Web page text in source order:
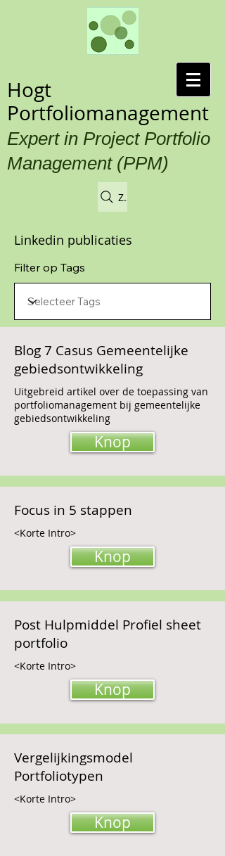
Hogt
Portfoliomanagement
Expert in Project Portfolio
Management (PPM)
Zoek
Linkedin publicaties
Filter op Tags
Blog 7 Casus Gemeentelijke
gebiedsontwikkeling
Uitgebreid artikel over de toepassing van
portfoliomanagement bij gemeentelijke
gebiedsontwikkeling
Knop
Focus in 5 stappen
<Korte Intro>
Knop
Post Hulpmiddel Profiel sheet
portfolio
<Korte Intro>
Knop
Vergelijkingsmodel
Portfoliotypen
<Korte Intro>
Knop